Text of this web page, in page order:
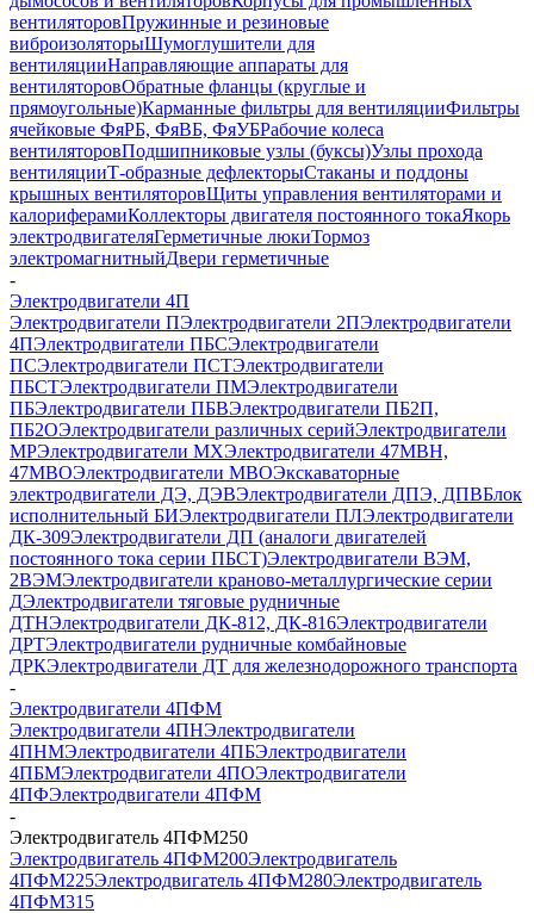
вентиляторовПружинные и резиновые
виброизоляторыШумоглушители для
вентиляцииНаправляющие аппараты для
вентиляторовОбратные фланцы (круглые и
прямоугольные)Карманные фильтры для вентиляцииФильтры
ячейковые ФяРБ, ФяВБ, ФяУБРабочие колеса
вентиляторовПодшипниковые узлы (буксы)Узлы прохода
вентиляцииТ-образные дефлекторыСтаканы и поддоны
крышных вентиляторовЩиты управления вентиляторами и
калориферамиКоллекторы двигателя постоянного токаЯкорь
электродвигателяГерметичные люкиТормоз
электромагнитныйДвери герметичные
-
Электродвигатели 4П
Электродвигатели ПЭлектродвигатели 2ПЭлектродвигатели
4ПЭлектродвигатели ПБСЭлектродвигатели
ПСЭлектродвигатели ПСТЭлектродвигатели
ПБСТЭлектродвигатели ПМЭлектродвигатели
ПБЭлектродвигатели ПБВЭлектродвигатели ПБ2П,
ПБ2ОЭлектродвигатели различных серийЭлектродвигатели
МРЭлектродвигатели MXЭлектродвигатели 47MBH,
47МВОЭлектродвигатели MBOЭкскаваторные
электродвигатели ДЭ, ДЭВЭлектродвигатели ДПЭ, ДПВБлок
исполнительный БИЭлектродвигатели ПЛЭлектродвигатели
ДК-309Электродвигатели ДП (аналоги двигателей
постоянного тока серии ПБСТ)Электродвигатели ВЭМ,
2ВЭМЭлектродвигатели краново-металлургические серии
ДЭлектродвигатели тяговые рудничные
ДТНЭлектродвигатели ДК-812, ДК-816Электродвигатели
ДРТЭлектродвигатели рудничные комбайновые
ДРКЭлектродвигатели ДТ для железнодорожного транспорта
-
Электродвигатели 4ПФМ
Электродвигатели 4ПНЭлектродвигатели
4ПНМЭлектродвигатели 4ПБЭлектродвигатели
4ПБМЭлектродвигатели 4ПОЭлектродвигатели
4ПФЭлектродвигатели 4ПФМ
-
Электродвигатель 4ПФМ250
Электродвигатель 4ПФМ200Электродвигатель
4ПФМ225Электродвигатель 4ПФМ280Электродвигатель
4ПФМ315